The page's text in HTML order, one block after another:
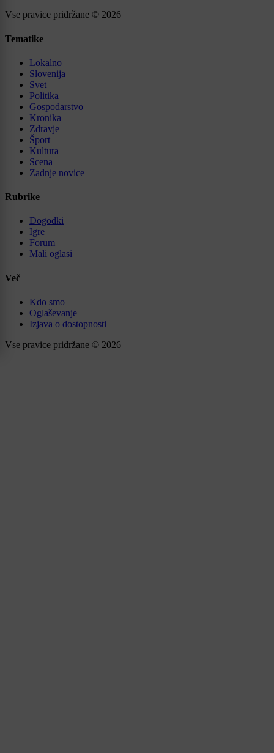
Vse pravice pridržane © 2026
Tematike
Lokalno
Slovenija
Svet
Politika
Gospodarstvo
Kronika
Zdravje
Šport
Kultura
Scena
Zadnje novice
Rubrike
Dogodki
Igre
Forum
Mali oglasi
Več
Kdo smo
Oglaševanje
Izjava o dostopnosti
Vse pravice pridržane © 2026